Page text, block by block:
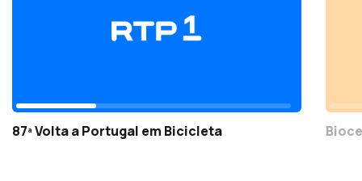
87ª Volta a Portugal em Bicicleta